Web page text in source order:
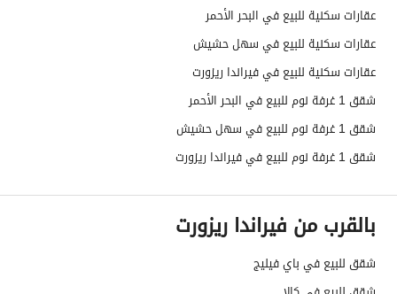
عقارات سكنية للبيع في البحر الأحمر
عقارات سكنية للبيع في سهل حشيش
عقارات سكنية للبيع في فيراندا ريزورت
شقق 1 غرفة نوم للبيع في البحر الأحمر
شقق 1 غرفة نوم للبيع في سهل حشيش
شقق 1 غرفة نوم للبيع في فيراندا ريزورت
بالقرب من فيراندا ريزورت
شقق للبيع في باي فيليج